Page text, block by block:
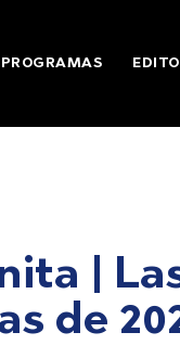
PROGRAMAS
|
de